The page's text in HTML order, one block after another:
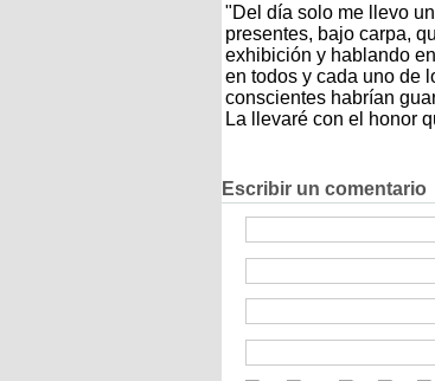
"Del día solo me llevo
presentes, bajo carpa,
exhibición y hablando
en todos y cada uno de
conscientes habrían
La llevaré con el honor
Escribir un comentario